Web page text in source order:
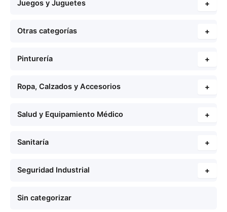
Juegos y Juguetes +
Otras categorías +
Pinturería +
Ropa, Calzados y Accesorios +
Salud y Equipamiento Médico +
Sanitaría +
Seguridad Industrial +
Sin categorizar